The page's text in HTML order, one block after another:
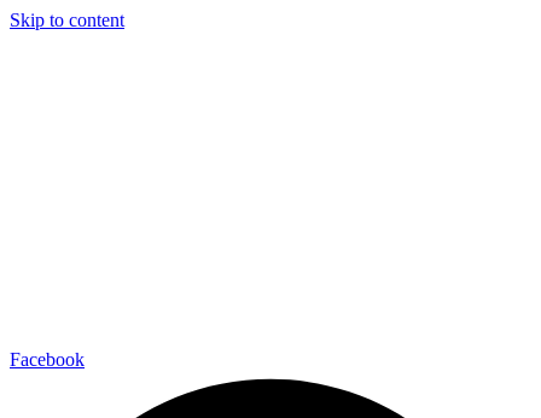
Skip to content
Facebook